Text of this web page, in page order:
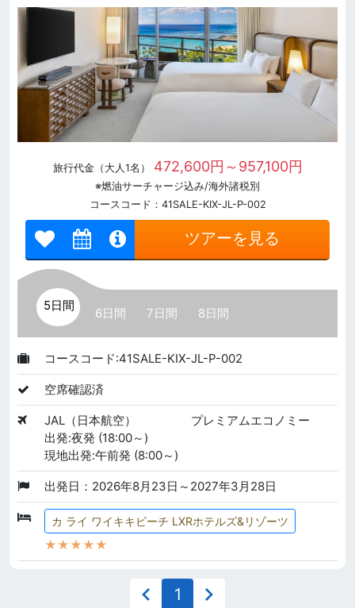
旅行代金（大人1名） 472,600円～957,100円
※燃油サーチャージ込み/海外諸税別
コースコード：41SALE-KIX-JL-P-002
ツアーを見る
5日間
6日間 7日間 8日間
コースコード:41SALE-KIX-JL-P-002
空席確認済
JAL（日本航空）
プレミアムエコノミー
出発:夜発 (18:00～)
現地出発:午前発 (8:00～)
出発日：2026年8月23日～2027年3月28日
カ ライ ワイキキビーチ LXRホテルズ&リゾーツ
★★★★★
1